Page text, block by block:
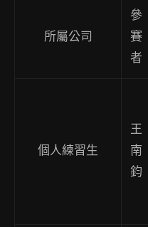
所屬公司
參
賽
者
個人練習生
王
南
鈞